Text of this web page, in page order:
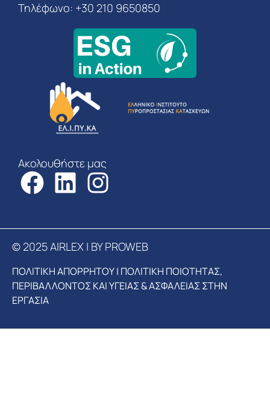
Τηλέφωνο: +30 210 9650850
Ακολουθήστε μας
© 2025 AIRLEX | BY PROWEB
ΠΟΛΙΤΙΚΗ ΑΠΟΡΡΗΤΟΥ| ΠΟΛΙΤΙΚΗ ΠΟΙΟΤΗΤΑΣ,
ΠΕΡΙΒΑΛΛΟΝΤΟΣ ΚΑΙ ΥΓΕΙΑΣ & ΑΣΦΑΛΕΙΑΣ ΣΤΗΝ
ΕΡΓΑΣΙΑ